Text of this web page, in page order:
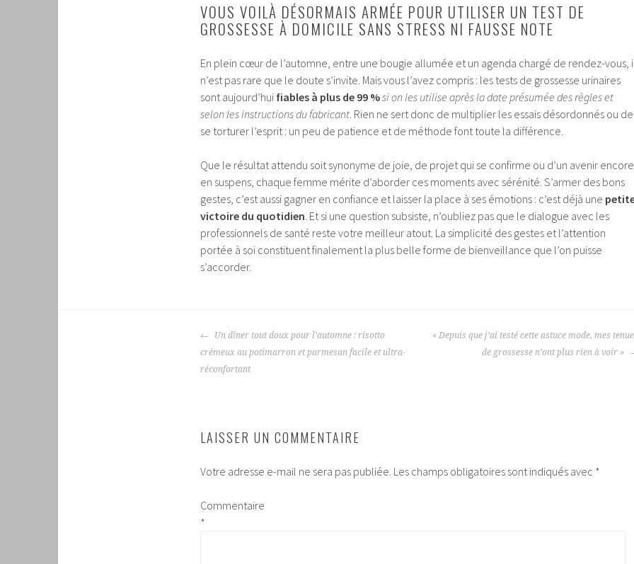
VOUS VOILÀ DÉSORMAIS ARMÉE POUR UTILISER UN TEST DE
GROSSESSE À DOMICILE SANS STRESS NI FAUSSE NOTE
En plein cœur de l’automne, entre une bougie allumée et un agenda chargé de rendez-vous,
n’est pas rare que le doute s’invite. Mais vous l’avez compris : les tests de grossesse urinaires
sont aujourd’hui fiables à plus de 99 %si on les utilise après la date présumée des règles et
selon les instructions du fabricant. Rien ne sert donc de multiplier les essais désordonnés ou de
se torturer l’esprit : un peu de patience et de méthode font toute la différence.
Que le résultat attendu soit synonyme de joie, de projet qui se confirme ou d’un avenir encore
en suspens, chaque femme mérite d’aborder ces moments avec sérénité. S’armer des bons
gestes, c’est aussi gagner en confiance et laisser la place à ses émotions : c’est déjà une
victoire du quotidien. Et si une question subsiste, n’oubliez pas que le dialogue avec les
professionnels de santé reste votre meilleur atout. La simplicité des gestes et l’attention
portée à soi constituent finalement la plus belle forme de bienveillance que l’on puisse
s’accorder.
NAVIGATION
DES
ARTICLES
Un dîner tout doux pour l’automne : risotto
crémeux au potimarron et parmesan facile et ultra-
réconfortant
« Depuis que j’ai testé cette astuce mode, mes
de grossesse n’ont plus rien à voir »
LAISSER UN COMMENTAIRE
Votre adresse e-mail ne sera pas publiée. Les champs obligatoires sont indiqués avec *
Commentaire
*